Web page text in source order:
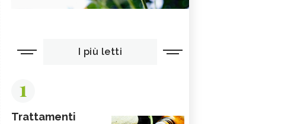
I più letti
1
Trattamenti